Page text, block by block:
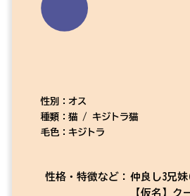
性別：オス
種類：猫 / キジトラ猫
毛色：キジトラ
性格・特徴など： 仲良し3兄
【仮名】ク